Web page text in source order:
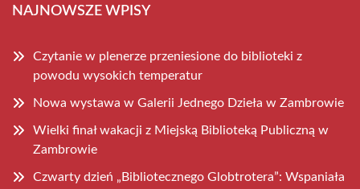
NAJNOWSZE WPISY
Czytanie w plenerze przeniesione do biblioteki z
powodu wysokich temperatur
Nowa wystawa w Galerii Jednego Dzieła w Zambrowie
Wielki finał wakacji z Miejską Biblioteką Publiczną w
Zambrowie
Czwarty dzień „Bibliotecznego Globtrotera”: Wspaniała